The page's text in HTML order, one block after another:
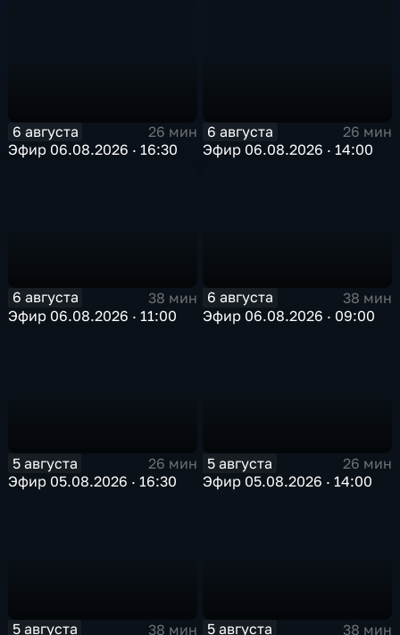
6 августа
26 мин
Эфир 06.08.2026 · 16:30
6 августа
26 мин
Эфир 06.08.2026 · 14:00
6 августа
38 мин
Эфир 06.08.2026 · 11:00
6 августа
38 мин
Эфир 06.08.2026 · 09:00
5 августа
26 мин
Эфир 05.08.2026 · 16:30
5 августа
26 мин
Эфир 05.08.2026 · 14:00
5 августа 38 мин 5 августа 38 мин